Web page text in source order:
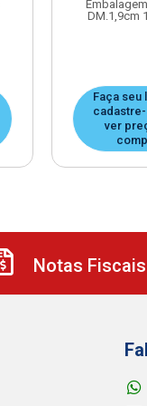
DM.1,9cm
Faça seu
ver
Notas Fiscais